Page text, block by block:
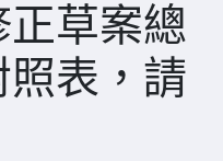
草案總
表，請